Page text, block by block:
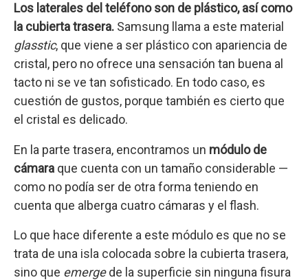
Los laterales del teléfono son de plástico, así como
la cubierta trasera. Samsung llama a este material
glasstic, que viene a ser plástico con apariencia de
cristal, pero no ofrece una sensación tan buena al
tacto ni se ve tan sofisticado. En todo caso, es
cuestión de gustos, porque también es cierto que
el cristal es delicado.
En la parte trasera, encontramos un módulo de
cámara que cuenta con un tamaño considerable —
como no podía ser de otra forma teniendo en
cuenta que alberga cuatro cámaras y el flash.
Lo que hace diferente a este módulo es que no se
trata de una isla colocada sobre la cubierta trasera,
sino que emergede la superficie sin ninguna fisura